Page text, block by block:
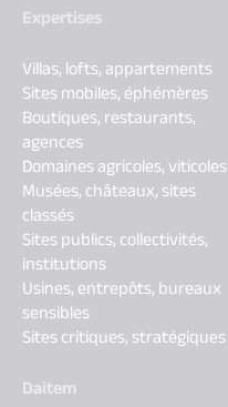
Expertises
Villas, lofts, appartements
Sites mobiles, éphémères
Boutiques, restaurants,
agences
Domaines agricoles, viticoles
Musées, châteaux, sites
classés
Sites publics, collectivités,
institutions
Usines, entrepôts, bureaux
sensibles
Sites critiques, stratégiques
Daitem